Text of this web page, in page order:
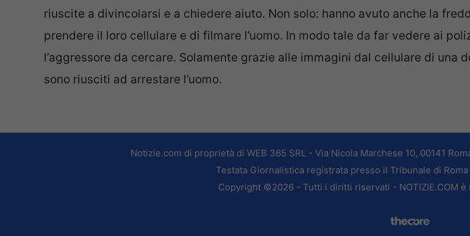
riuscite a divincolarsi e a chiedere aiuto. Non solo: hanno avuto anche la
prendere il loro cellulare e di filmare l’uomo. In modo tale da far vedere ai
l’aggressore da cercare. Solamente grazie alle immagini dal cellulare di una
sono riusciti ad arrestare l’uomo.
Notizie.com di proprietà di WEB 365 SRL - Via Nicola Marchese 10, 00141
Testata Giornalistica registrata presso il Tribunale di
Copyright ©2026 - Tutti i diritti riservati - NOTIZIE.COM